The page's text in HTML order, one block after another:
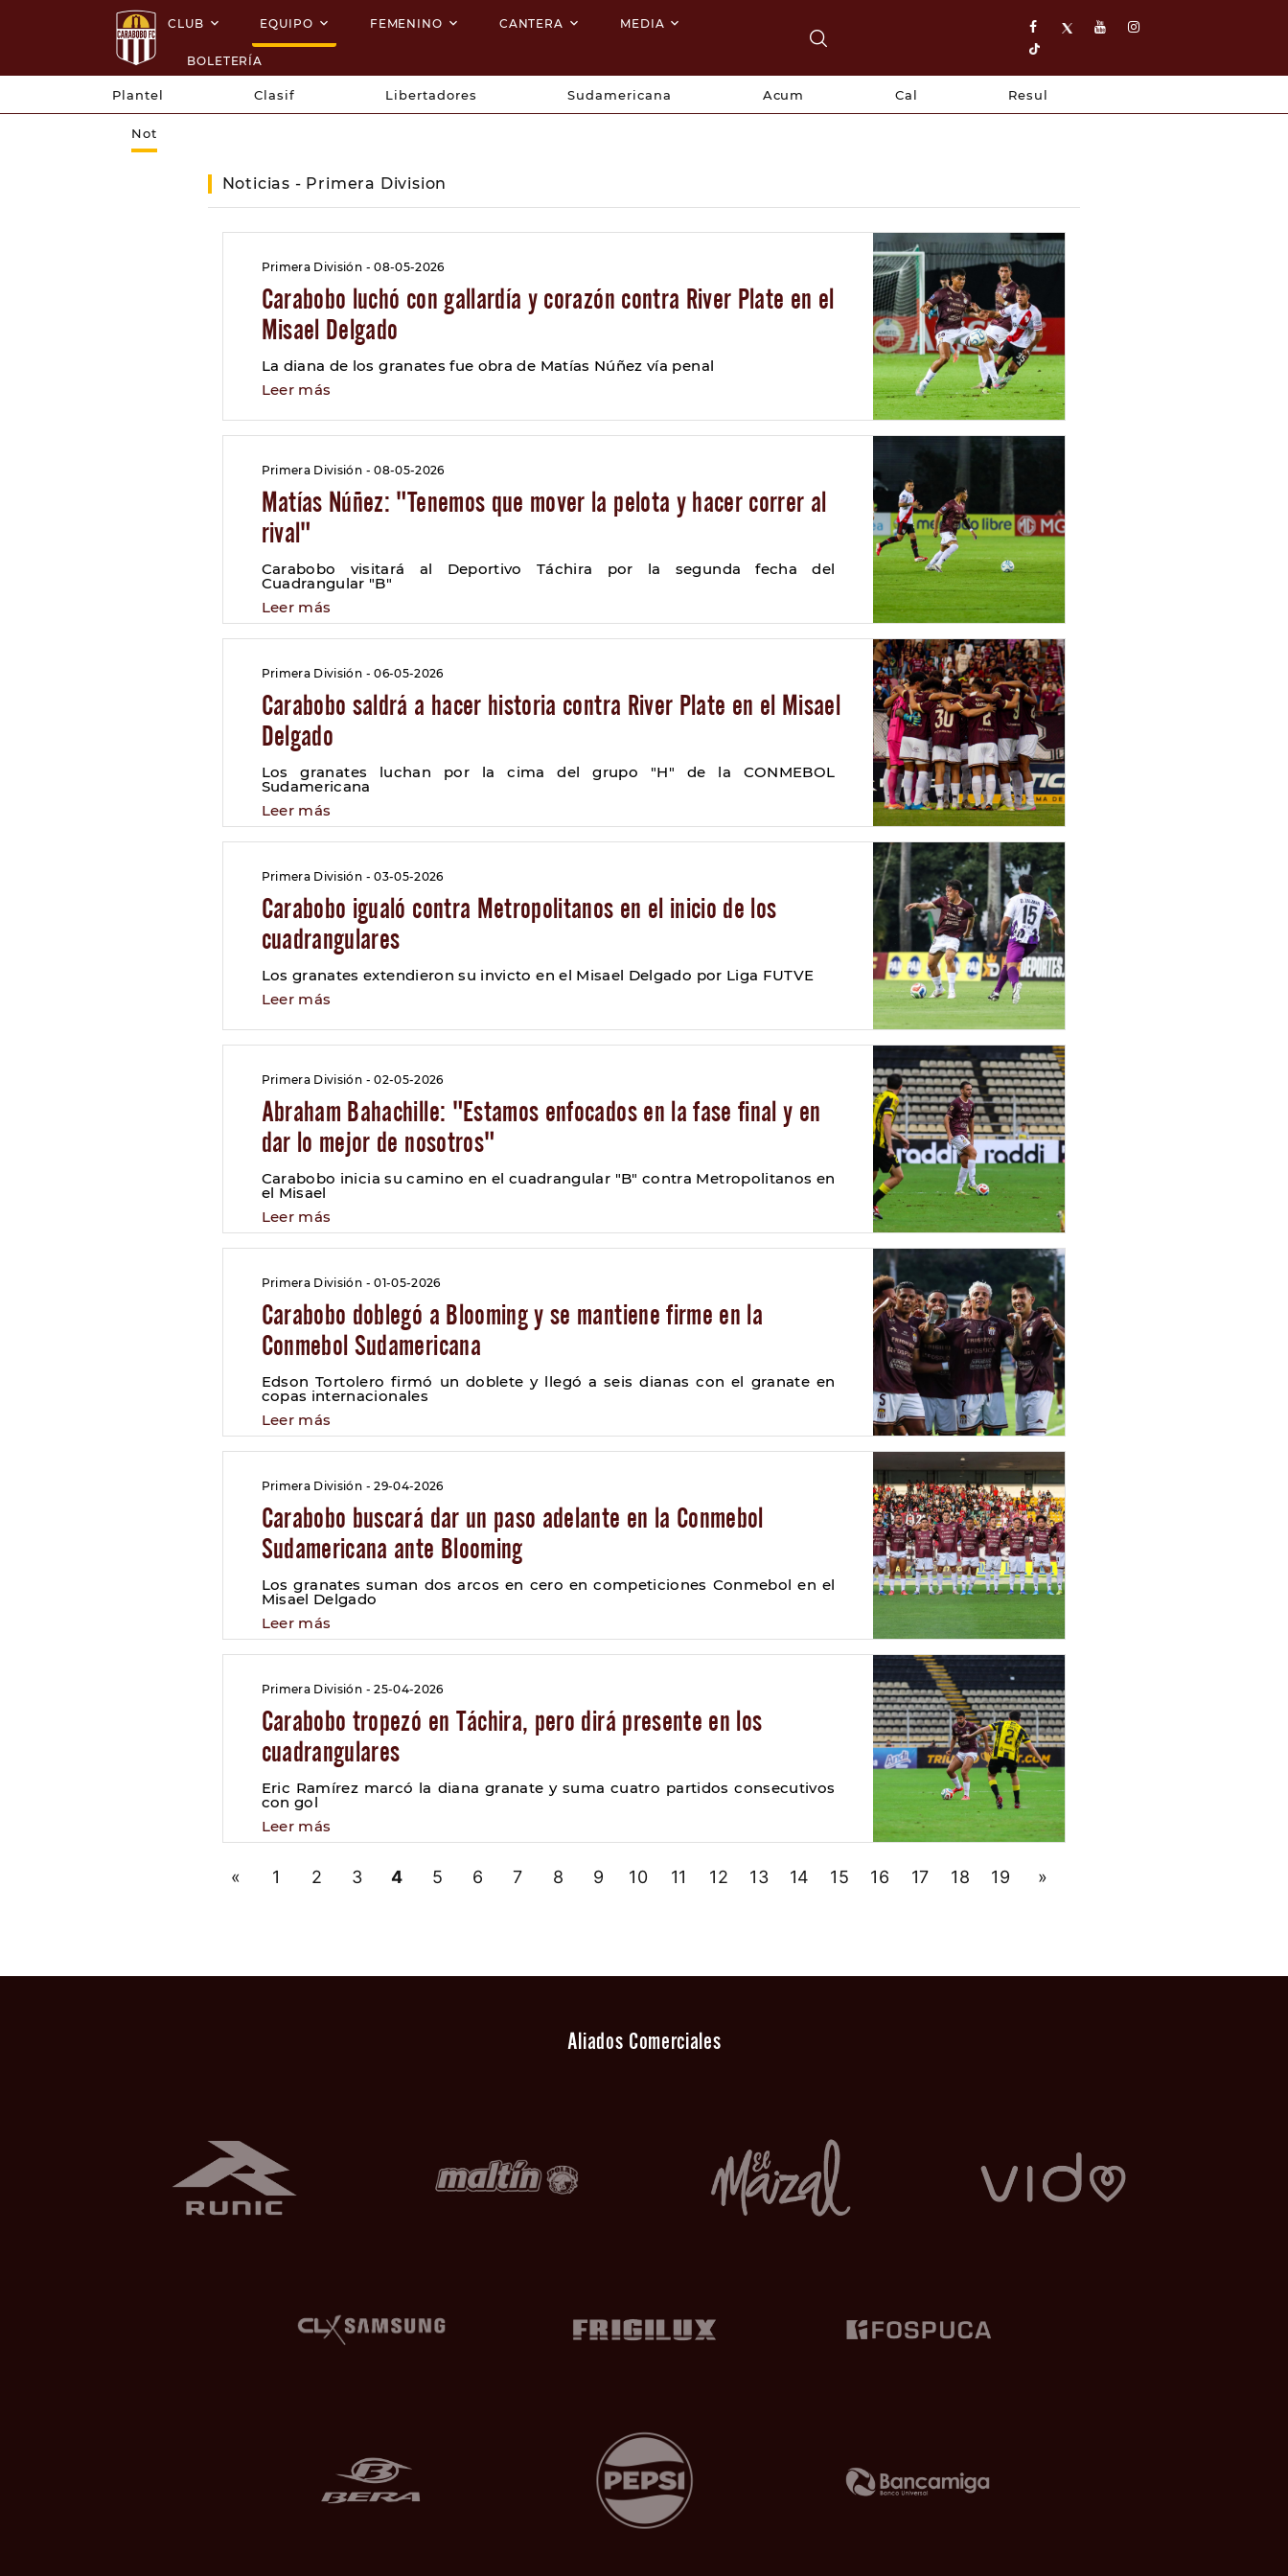
CLUB EQUIPO FEMENINO CANTERA MEDIA
BOLETERÍA
Plantel Clasif Libertadores Sudamericana Acum Cal Resul
Not
Noticias - Primera Division
Primera División - 08-05-2026
Carabobo luchó con gallardía y corazón contra River Plate en el
Misael Delgado
La diana de los granates fue obra de Matías Núñez vía penal
Leer más
Primera División - 08-05-2026
Matías Núñez: "Tenemos que mover la pelota y hacer correr al
rival"
Carabobo visitará al Deportivo Táchira por la segunda fecha del
Cuadrangular "B"
Leer más
Primera División - 06-05-2026
Carabobo saldrá a hacer historia contra River Plate en el Misael
Delgado
Los granates luchan por la cima del grupo "H" de la CONMEBOL
Sudamericana
Leer más
Primera División - 03-05-2026
Carabobo igualó contra Metropolitanos en el inicio de los
cuadrangulares
Los granates extendieron su invicto en el Misael Delgado por Liga FUTVE
Leer más
Primera División - 02-05-2026
Abraham Bahachille: "Estamos enfocados en la fase final y en
dar lo mejor de nosotros"
Carabobo inicia su camino en el cuadrangular "B" contra Metropolitanos en
el Misael
Leer más
Primera División - 01-05-2026
Carabobo doblegó a Blooming y se mantiene firme en la
Conmebol Sudamericana
Edson Tortolero firmó un doblete y llegó a seis dianas con el granate en
copas internacionales
Leer más
Primera División - 29-04-2026
Carabobo buscará dar un paso adelante en la Conmebol
Sudamericana ante Blooming
Los granates suman dos arcos en cero en competiciones Conmebol en el
Misael Delgado
Leer más
Primera División - 25-04-2026
Carabobo tropezó en Táchira, pero dirá presente en los
cuadrangulares
Eric Ramírez marcó la diana granate y suma cuatro partidos consecutivos
con gol
Leer más
« 1 2 3 4 5 6 7 8 9 10 11 12 13 14 15 16 17 18 19 »
Aliados Comerciales